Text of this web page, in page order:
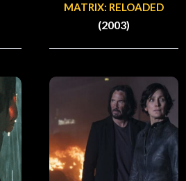
MATRIX: RELOADED
(2003)